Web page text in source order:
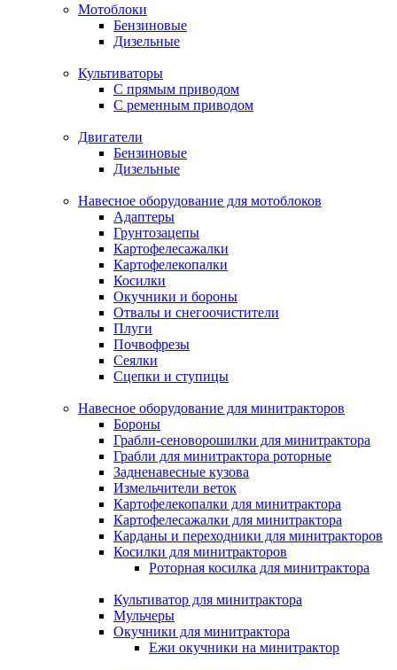
Мотоблоки
Бензиновые
Дизельные
Культиваторы
С прямым приводом
С ременным приводом
Двигатели
Бензиновые
Дизельные
Навесное оборудование для мотоблоков
Адаптеры
Грунтозацепы
Картофелесажалки
Картофелекопалки
Косилки
Окучники и бороны
Отвалы и снегоочистители
Плуги
Почвофрезы
Сеялки
Сцепки и ступицы
Навесное оборудование для минитракторов
Бороны
Грабли-сеноворошилки для минитрактора
Грабли для минитрактора роторные
Задненавесные кузова
Измельчители веток
Картофелекопалки для минитрактора
Картофелесажалки для минитрактора
Карданы и переходники для минитракторов
Косилки для минитракторов
Роторная косилка для минитрактора
Культиватор для минитрактора
Мульчеры
Окучники для минитрактора
Ежи окучники на минитрактор